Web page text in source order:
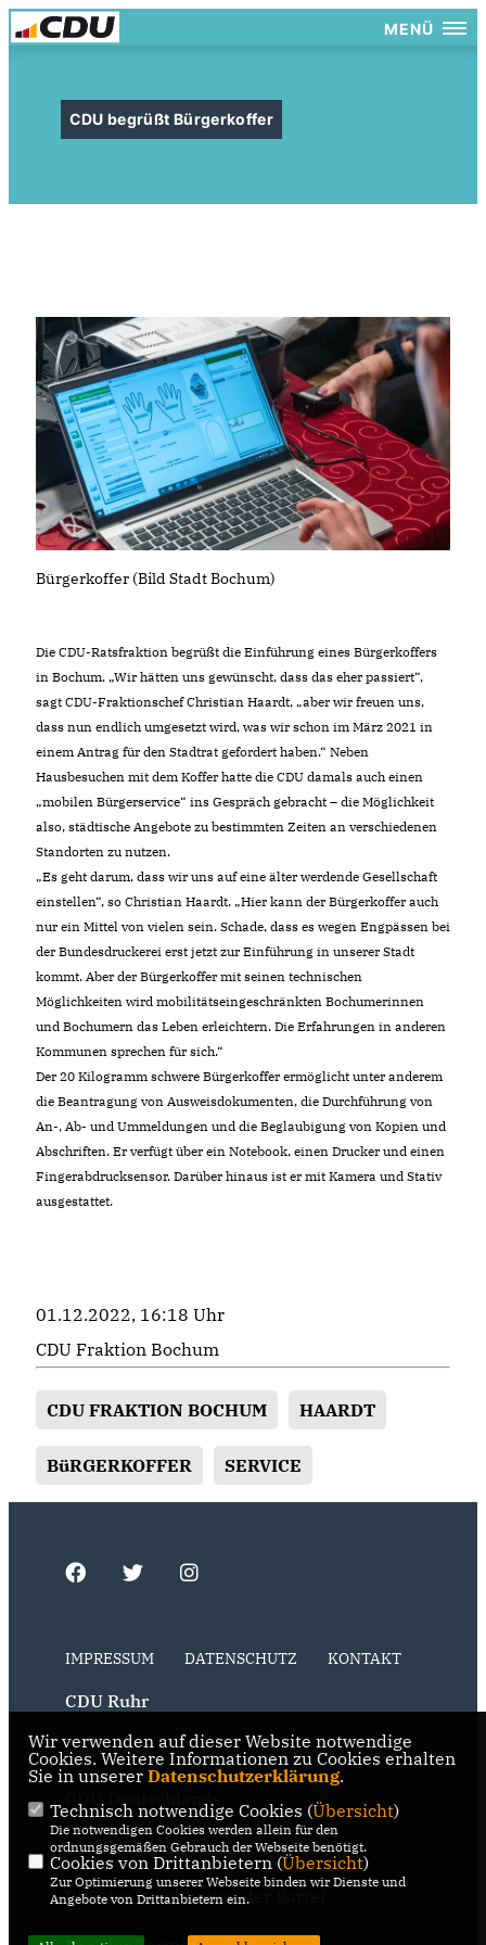
MENÜ
CDU begrüßt Bürgerkoffer
Bürgerkoffer (Bild Stadt Bochum)
Die CDU-Ratsfraktion begrüßt die Einführung eines Bürgerkoffers
in Bochum. „Wir hätten uns gewünscht, dass das eher passiert“,
sagt CDU-Fraktionschef Christian Haardt, „aber wir freuen uns,
dass nun endlich umgesetzt wird, was wir schon im März 2021 in
einem Antrag für den Stadtrat gefordert haben.“ Neben
Hausbesuchen mit dem Koffer hatte die CDU damals auch einen
mobilen Bürgerservice“ ins Gespräch gebracht – die Möglichkeit
also, städtische Angebote zu bestimmten Zeiten an verschiedenen
Standorten zu nutzen.
Es geht darum, dass wir uns auf eine älter werdende Gesellschaft
einstellen“, so Christian Haardt. „Hier kann der Bürgerkoffer auch
nur ein Mittel von vielen sein. Schade, dass es wegen Engpässen bei
der Bundesdruckerei erst jetzt zur Einführung in unserer Stadt
kommt. Aber der Bürgerkoffer mit seinen technischen
Möglichkeiten wird mobilitätseingeschränkten Bochumerinnen
und Bochumern das Leben erleichtern. Die Erfahrungen in anderen
Kommunen sprechen für sich.“
Der 20 Kilogramm schwere Bürgerkoffer ermöglicht unter anderem
die Beantragung von Ausweisdokumenten, die Durchführung von
An-, Ab- und Ummeldungen und die Beglaubigung von Kopien und
Abschriften. Er verfügt über ein Notebook, einen Drucker und einen
Fingerabdrucksensor. Darüber hinaus ist er mit Kamera und Stativ
ausgestattet.
01.12.2022, 16:18 Uhr
CDU Fraktion Bochum
CDU FRAKTION BOCHUM HAARDT
BüRGERKOFFER SERVICE
IMPRESSUM DATENSCHUTZ KONTAKT
CDU Ruhr
CDU NRW
RSS der Neuigkeiten der Fraktion
RSS der Neuigkeiten der Partei
Wir verwenden auf dieser Website notwendige
Cookies. Weitere Informationen zu Cookies erhalten
Sie in unserer Datenschutzerklärung.
Technisch notwendige Cookies (Übersicht)
Die notwendigen Cookies werden allein für den
ordnungsgemäßen Gebrauch der Webseite benötigt.
Cookies von Drittanbietern (Übersicht)
Zur Optimierung unserer Webseite binden wir Dienste und
Angebote von Drittanbietern ein.